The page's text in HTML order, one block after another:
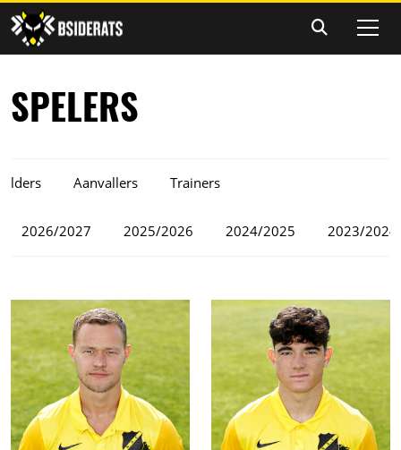
SPELERS
Aanvallers Trainers
2026/2027 2025/2026 2024/2025 2023/2024